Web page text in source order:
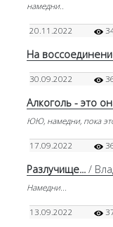
намедни..
20.11.2022
На
30.09.2022
Алкоголь - это
ЮЮ, намедни, пока
17.09.2022
Разлучище... /
Намедни...
13.09.2022